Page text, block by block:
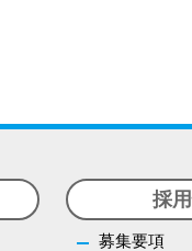
採
募集要項